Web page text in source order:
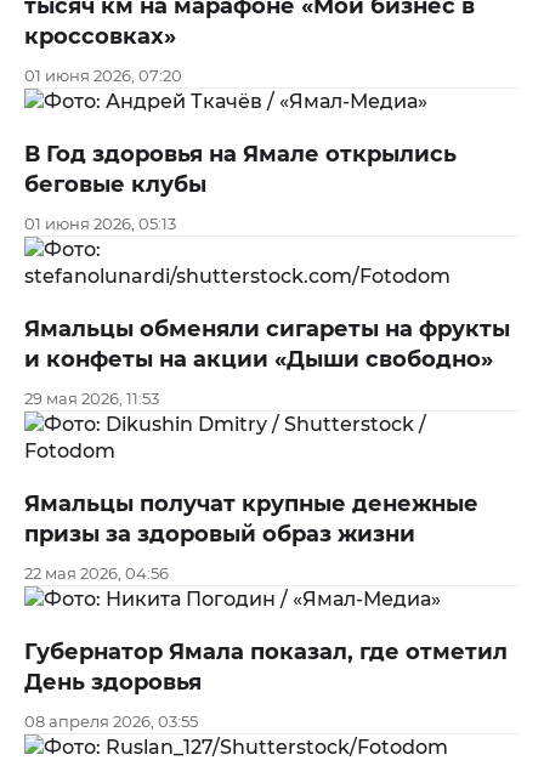
тысяч км на марафоне «Мой бизнес в
кроссовках»
01 июня 2026, 07:20
В Год здоровья на Ямале открылись
беговые клубы
01 июня 2026, 05:13
Ямальцы обменяли сигареты на фрукты
и конфеты на акции «Дыши свободно»
29 мая 2026, 11:53
Ямальцы получат крупные денежные
призы за здоровый образ жизни
22 мая 2026, 04:56
Губернатор Ямала показал, где отметил
День здоровья
08 апреля 2026, 03:55